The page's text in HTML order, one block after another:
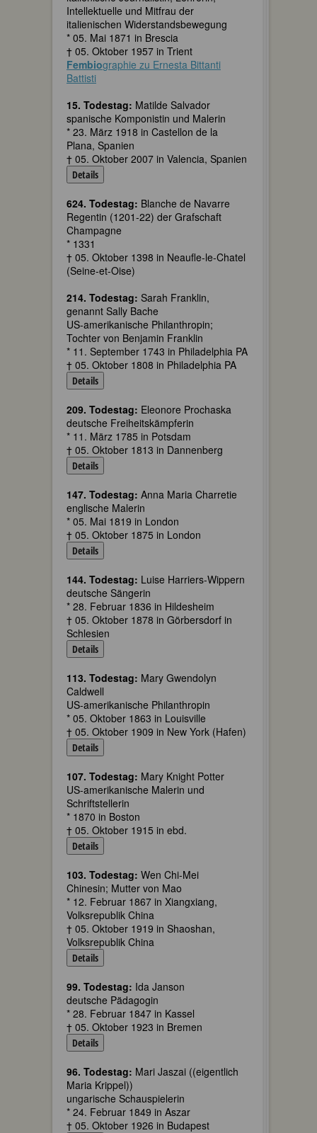
Intellektuelle und Mitfrau der
italienischen Widerstandsbewegung
* 05. Mai 1871 in Brescia
† 05. Oktober 1957 in Trient
Fembiographie zu Ernesta Bittanti
Battisti
15. Todestag: Matilde Salvador
spanische Komponistin und Malerin
* 23. März 1918 in Castellon de la
Plana, Spanien
† 05. Oktober 2007 in Valencia, Spanien
Details
624. Todestag: Blanche de Navarre
Regentin (1201-22) der Grafschaft
Champagne
* 1331
† 05. Oktober 1398 in Neaufle-le-Chatel
(Seine-et-Oise)
214. Todestag: Sarah Franklin,
genannt Sally Bache
US-amerikanische Philanthropin;
Tochter von Benjamin Franklin
* 11. September 1743 in Philadelphia PA
† 05. Oktober 1808 in Philadelphia PA
Details
209. Todestag: Eleonore Prochaska
deutsche Freiheitskämpferin
* 11. März 1785 in Potsdam
† 05. Oktober 1813 in Dannenberg
Details
147. Todestag: Anna Maria Charretie
englische Malerin
* 05. Mai 1819 in London
† 05. Oktober 1875 in London
Details
144. Todestag: Luise Harriers-Wippern
deutsche Sängerin
* 28. Februar 1836 in Hildesheim
† 05. Oktober 1878 in Görbersdorf in
Schlesien
Details
113. Todestag: Mary Gwendolyn
Caldwell
US-amerikanische Philanthropin
* 05. Oktober 1863 in Louisville
† 05. Oktober 1909 in New York (Hafen)
Details
107. Todestag: Mary Knight Potter
US-amerikanische Malerin und
Schriftstellerin
* 1870 in Boston
† 05. Oktober 1915 in ebd.
Details
103. Todestag: Wen Chi-Mei
Chinesin; Mutter von Mao
* 12. Februar 1867 in Xiangxiang,
Volksrepublik China
† 05. Oktober 1919 in Shaoshan,
Volksrepublik China
Details
99. Todestag: Ida Janson
deutsche Pädagogin
* 28. Februar 1847 in Kassel
† 05. Oktober 1923 in Bremen
Details
96. Todestag: Mari Jaszai ((eigentlich
Maria Krippel))
ungarische Schauspielerin
* 24. Februar 1849 in Aszar
† 05. Oktober 1926 in Budapest